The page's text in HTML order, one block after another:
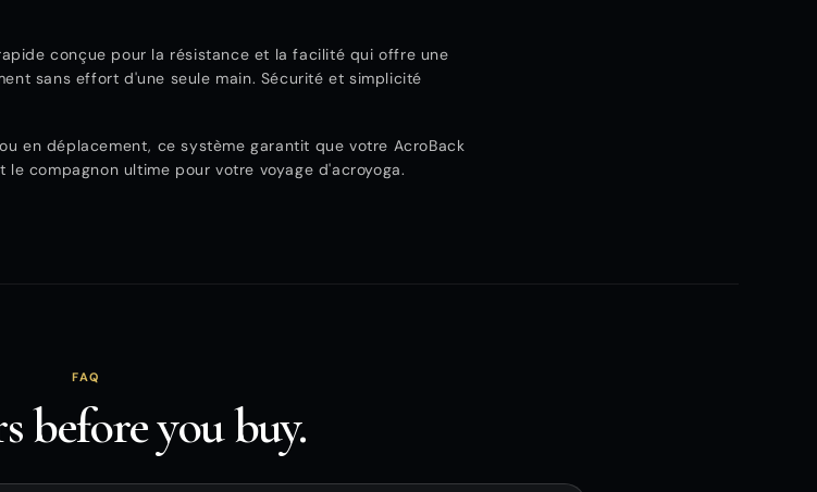
conçue pour la résistance et la facilité qui offre une
sans effort d'une seule main. Sécurité et simplicité
en déplacement, ce système garantit que votre AcroBack
compagnon ultime pour votre voyage d'acroyoga.
FAQ
before you buy.